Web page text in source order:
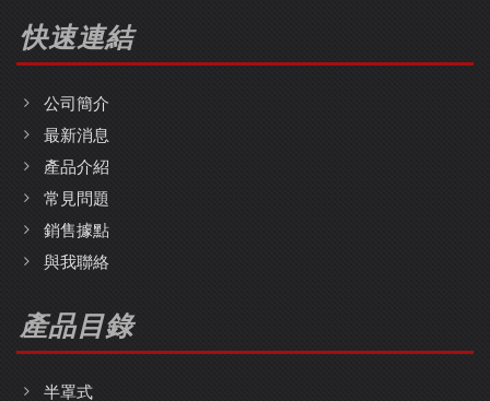
快速連結
公司簡介
最新消息
產品介紹
常見問題
銷售據點
與我聯絡
產品目錄
半罩式